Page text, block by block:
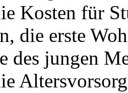
Kosten für
die erste
des jungen